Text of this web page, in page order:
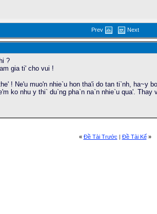
Prev Next
?
gia ti' cho vui !
! Ne'u muo'n nhie`u hon tha'i do tan ti`nh, ha~y
ko nhu y thi` du`ng pha`n na`n nhie`u qua'.
« Ðề Tài Trước | Ðề Tài Kế »